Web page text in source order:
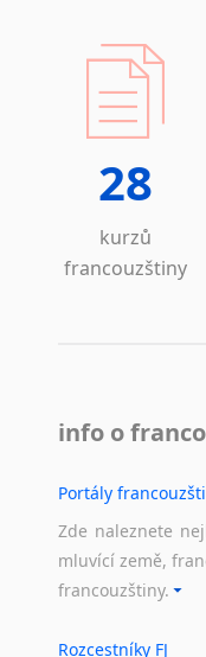
28
kurzů
francouzštiny
info o
Portály
Zde naleznete
mluvící země,
francouzštiny.
Rozcestníky FJ